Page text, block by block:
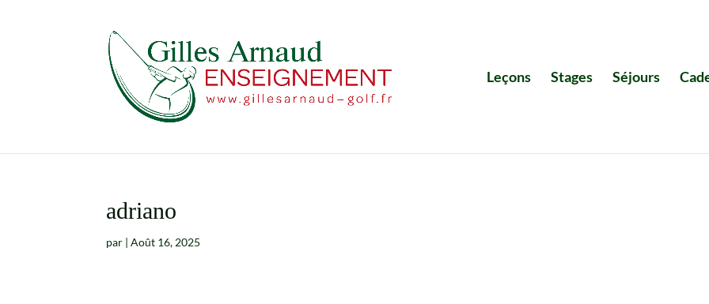
Leçons Stages Séjours
adriano
par |Août 16, 2025